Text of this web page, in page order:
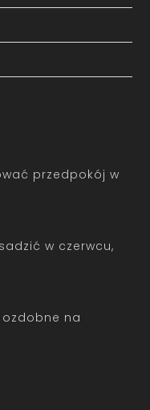
przedpokój w
w czerwcu,
na